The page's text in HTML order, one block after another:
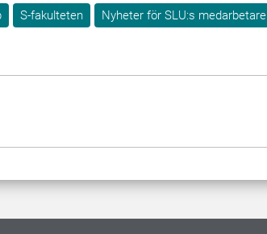
S-fakulteten
Nyheter för SLU:s medarbetare